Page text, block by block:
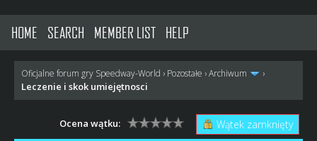
HOME SEARCH MEMBER LIST HELP
Oficjalne forum gry Speedway-World › Pozostałe ›Archiwum ›
Leczenie i skok umiejętnosci
Wątek zamknięty
Ocena wątku: